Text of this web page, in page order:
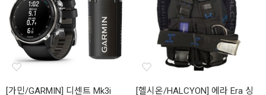
[가민/GARMIN] 디센트 Mk3i [헬시온/HALCYON] 에라 Era 싱